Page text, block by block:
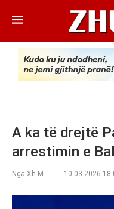
A ka të drejtë
arrestimin e
Nga Xh M 10.03.2026